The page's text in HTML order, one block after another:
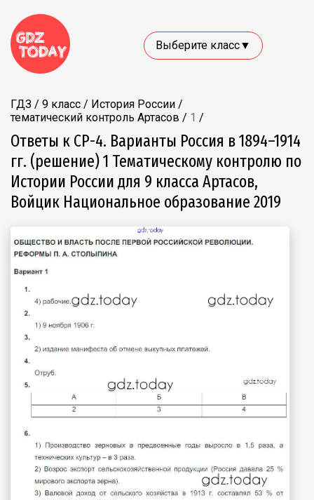
Выберите класс▼
ГДЗ / 9 класс / История России /
тематический контроль Артасов / 1 /
Ответы к СР-4. Варианты Россия в 1894–1914
гг. (решение) 1 Тематическому контролю по
Истории России для 9 класса Артасов,
Войцик Национальное образование 2019